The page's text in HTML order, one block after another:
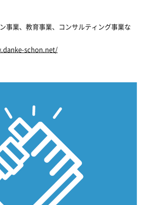
事業、教育事業、コンサルティング事業な
schon.net/